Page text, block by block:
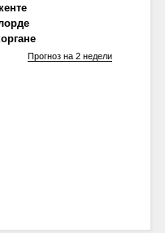
Прогноз на 2 недели